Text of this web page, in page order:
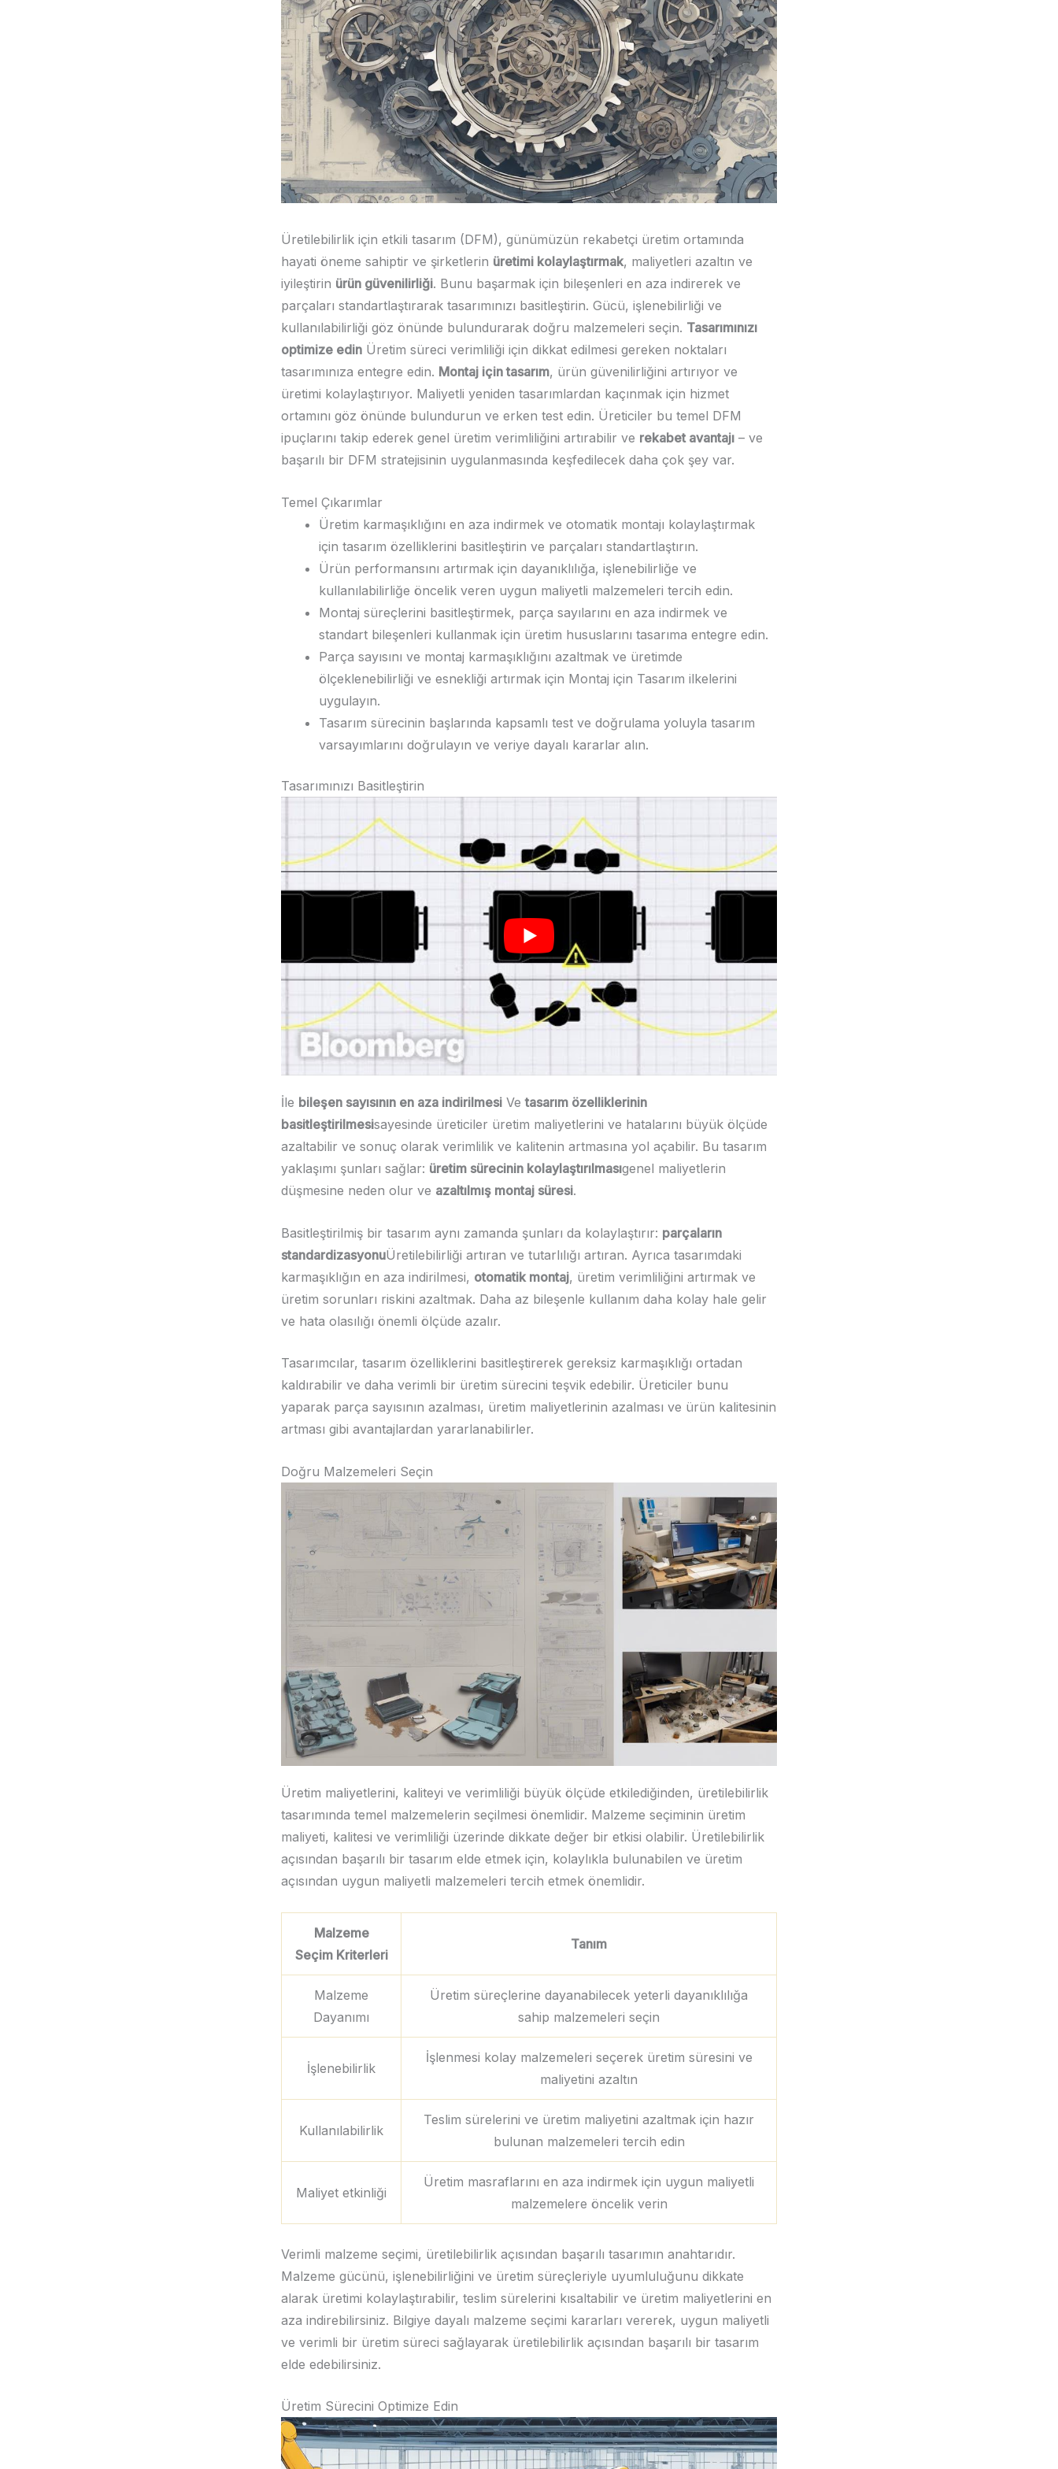
Üretilebilirlik için etkili tasarım (DFM), günümüzün rekabetçi üretim ortamında
hayati öneme sahiptir ve şirketlerin üretimi kolaylaştırmak, maliyetleri azaltın ve
iyileştirin ürün güvenilirliği. Bunu başarmak için bileşenleri en aza indirerek ve
parçaları standartlaştırarak tasarımınızı basitleştirin. Gücü, işlenebilirliği ve
kullanılabilirliği göz önünde bulundurarak doğru malzemeleri seçin. Tasarımınızı
optimize edin Üretim süreci verimliliği için dikkat edilmesi gereken noktaları
tasarımınıza entegre edin. Montaj için tasarım, ürün güvenilirliğini artırıyor ve
üretimi kolaylaştırıyor. Maliyetli yeniden tasarımlardan kaçınmak için hizmet
ortamını göz önünde bulundurun ve erken test edin. Üreticiler bu temel DFM
ipuçlarını takip ederek genel üretim verimliliğini artırabilir ve rekabet avantajı – ve
başarılı bir DFM stratejisinin uygulanmasında keşfedilecek daha çok şey var.
Temel Çıkarımlar
Üretim karmaşıklığını en aza indirmek ve otomatik montajı kolaylaştırmak
için tasarım özelliklerini basitleştirin ve parçaları standartlaştırın.
Ürün performansını artırmak için dayanıklılığa, işlenebilirliğe ve
kullanılabilirliğe öncelik veren uygun maliyetli malzemeleri tercih edin.
Montaj süreçlerini basitleştirmek, parça sayılarını en aza indirmek ve
standart bileşenleri kullanmak için üretim hususlarını tasarıma entegre edin.
Parça sayısını ve montaj karmaşıklığını azaltmak ve üretimde
ölçeklenebilirliği ve esnekliği artırmak için Montaj için Tasarım ilkelerini
uygulayın.
Tasarım sürecinin başlarında kapsamlı test ve doğrulama yoluyla tasarım
varsayımlarını doğrulayın ve veriye dayalı kararlar alın.
Tasarımınızı Basitleştirin
İle bileşen sayısının en aza indirilmesi Vetasarım özelliklerinin
basitleştirilmesisayesinde üreticiler üretim maliyetlerini ve hatalarını büyük ölçüde
azaltabilir ve sonuç olarak verimlilik ve kalitenin artmasına yol açabilir. Bu tasarım
yaklaşımı şunları sağlar: üretim sürecinin kolaylaştırılmasıgenel maliyetlerin
düşmesine neden olur ve azaltılmış montaj süresi.
Basitleştirilmiş bir tasarım aynı zamanda şunları da kolaylaştırır: parçaların
standardizasyonuÜretilebilirliği artıran ve tutarlılığı artıran. Ayrıca tasarımdaki
karmaşıklığın en aza indirilmesi, otomatik montaj, üretim verimliliğini artırmak ve
üretim sorunları riskini azaltmak. Daha az bileşenle kullanım daha kolay hale gelir
ve hata olasılığı önemli ölçüde azalır.
Tasarımcılar, tasarım özelliklerini basitleştirerek gereksiz karmaşıklığı ortadan
kaldırabilir ve daha verimli bir üretim sürecini teşvik edebilir. Üreticiler bunu
yaparak parça sayısının azalması, üretim maliyetlerinin azalması ve ürün kalitesinin
artması gibi avantajlardan yararlanabilirler.
Doğru Malzemeleri Seçin
Üretim maliyetlerini, kaliteyi ve verimliliği büyük ölçüde etkilediğinden, üretilebilirlik
tasarımında temel malzemelerin seçilmesi önemlidir. Malzeme seçiminin üretim
maliyeti, kalitesi ve verimliliği üzerinde dikkate değer bir etkisi olabilir. Üretilebilirlik
açısından başarılı bir tasarım elde etmek için, kolaylıkla bulunabilen ve üretim
açısından uygun maliyetli malzemeleri tercih etmek önemlidir.
Malzeme
Seçim Kriterleri
Tanım
Malzeme
Dayanımı
Üretim süreçlerine dayanabilecek yeterli dayanıklılığa
sahip malzemeleri seçin
İşlenebilirlik
İşlenmesi kolay malzemeleri seçerek üretim süresini ve
maliyetini azaltın
Kullanılabilirlik
Teslim sürelerini ve üretim maliyetini azaltmak için hazır
bulunan malzemeleri tercih edin
Maliyet etkinliği
Üretim masraflarını en aza indirmek için uygun maliyetli
malzemelere öncelik verin
Verimli malzeme seçimi, üretilebilirlik açısından başarılı tasarımın anahtarıdır.
Malzeme gücünü, işlenebilirliğini ve üretim süreçleriyle uyumluluğunu dikkate
alarak üretimi kolaylaştırabilir, teslim sürelerini kısaltabilir ve üretim maliyetlerini en
aza indirebilirsiniz. Bilgiye dayalı malzeme seçimi kararları vererek, uygun maliyetli
ve verimli bir üretim süreci sağlayarak üretilebilirlik açısından başarılı bir tasarım
elde edebilirsiniz.
Üretim Sürecini Optimize Edin